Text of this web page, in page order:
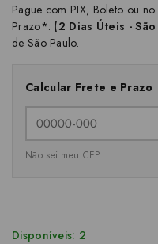
Pague com PIX, Boleto ou
Prazo*: (2 Dias Úteis -
de São Paulo.
Calcular Frete e Prazo
Não sei meu CEP
Disponíveis: 2